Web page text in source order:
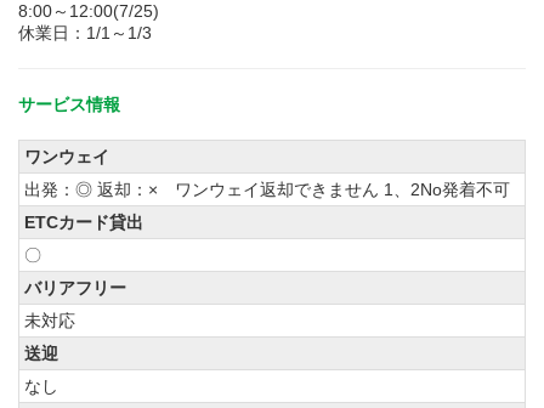
8:00～12:00(7/25)
休業日：1/1～1/3
サービス情報
ワンウェイ
出発：◎ 返却：× ワンウェイ返却できません 1、2No発着不可
ETCカード貸出
〇
バリアフリー
未対応
送迎
なし